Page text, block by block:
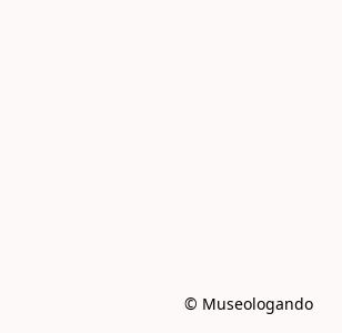
© Museologando